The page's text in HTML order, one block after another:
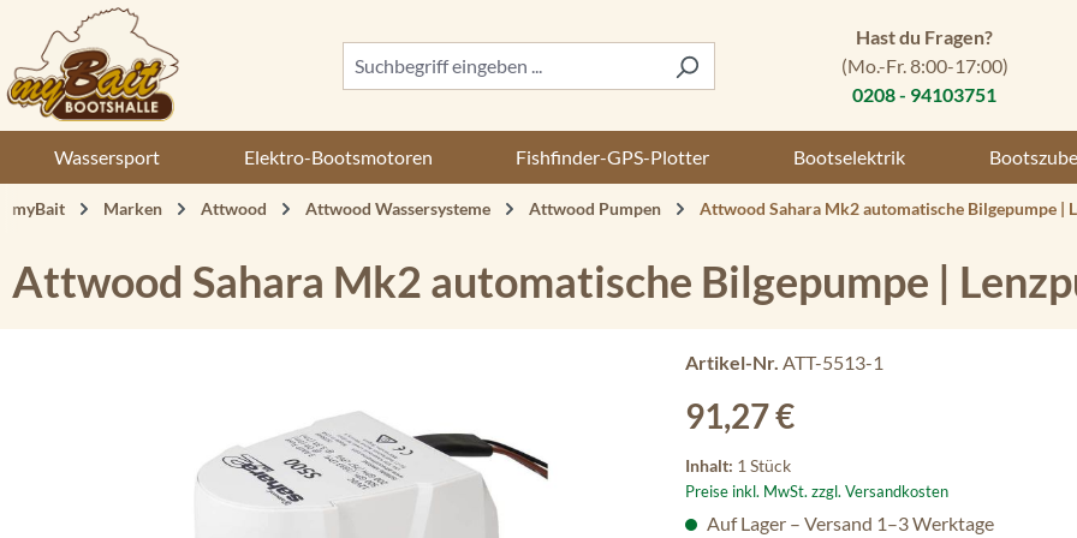
Hauptinhalt springen
Zur Suche springen
Zur Hauptnavigation springen
Hast du Fragen?
(Mo.-Fr. 8:00-17:00)
0208 - 94103751
Wassersport Elektro-Bootsmotoren Fishfinder-GPS-Plotter Bootselektrik
myBait Marken Attwood Attwood Wassersysteme Attwood Pumpen Attwood Sahara Mk2 automatische Bilgepumpe |
Attwood Sahara Mk2 automatische Bilgepumpe |
Artikel-Nr. ATT-5513-1
Regulärer Preis:
91,27 €
Inhalt: 1 Stück
Preise inkl. MwSt. zzgl. Versandkosten
Auf Lager – Versand 1–3 Werktage